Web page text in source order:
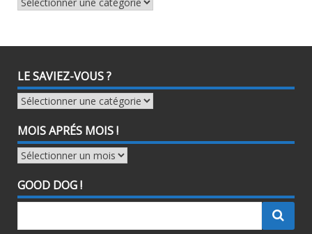
LE SAVIEZ-VOUS ?
le
vous
?
MOIS APRÉS MOIS !
Mois
mois
!
GOOD DOG !